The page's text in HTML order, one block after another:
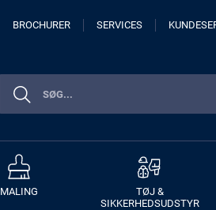
BROCHURER SERVICES
MALING
TØJ &
SIKKERHEDSUDSTYR